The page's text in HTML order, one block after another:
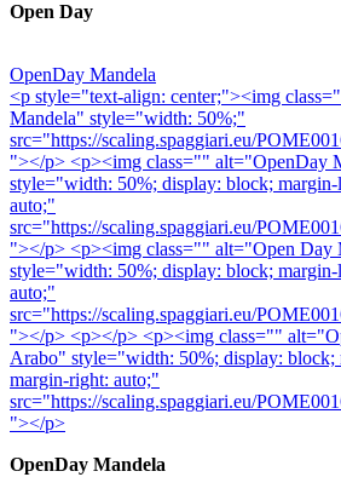
Open Day
OpenDay Mandela
<p style="text-align: center;"><img
Mandela" style="width: 50%;"
src="https://scaling.spaggiari.eu/
"></p> <p><img class="" alt="OpenDay
style="width: 50%; display: block;
auto;"
src="https://scaling.spaggiari.eu/
"></p> <p><img class="" alt="Open Day
style="width: 50%; display: block;
auto;"
src="https://scaling.spaggiari.eu/
"></p> <p></p> <p><img class=""
Arabo" style="width: 50%; display: block;
margin-right: auto;"
src="https://scaling.spaggiari.eu/
"></p>
OpenDay Mandela